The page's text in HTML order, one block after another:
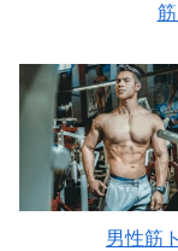
男性筋